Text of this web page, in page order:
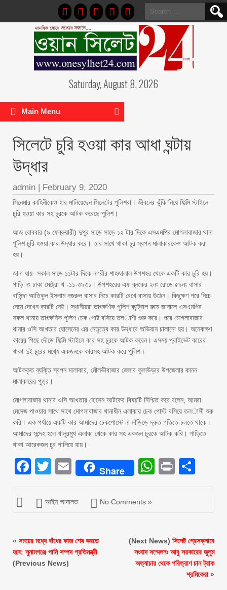
Search
for:
Saturday, August 8, 2026
Main Menu
সিলেটে চুরি হওয়া কার আধা ঘন্টায়
উদ্ধার
admin | February 9, 2020
সিনেমার কাহিনীকেও হার মানিয়েছেন সিলেটের পুলিশরা। জীবনের ঝুঁকি নিয়ে ফিল্মি স্টাইলে
চুরি হওয়া কার সহ চুরকে আটক করেছে পুলিশ।
আজ রোববার (৯ ফেব্রুয়ারী) দুপুর সাড়ে সাড়ে ১২ টার দিকে এসএমপির মোগলাবাজার থানা
পুলিশ চুরি হওয়া কার উদ্ধার করে। তার সাথে থাকা চুর স্বপন মালাকারকেও আটক করা
হয়।
জানা যায়- সকাল সাড়ে ১১টার দিকে নগরীর শাহজালাল উপশহর থেকে একটি কার চুরি হয়।
গাড়ি নং ঢাকা মেট্রো খ -১১-৩৯৩১। উপশহরের এফ ব্লকের ২নং রোডে ৫৯নং বাসার
বাসিন্দা আতিকুল ইসলাম নজরুল বাসার নিচে কারটি রেখে বাসায় উঠেন। কিছুক্ষণ পরে নিচে
নেমে দেখেন কারটি নেই। স্থানীয়রা তাৎক্ষণিক পুলিশ কন্ট্রোল রুমে জানালে এসএমপির
সকল থানায় তাৎক্ষনিক পুলিশ চেক পোষ্ট বসিয়ে তল­াশী শুরু করে। পরে মোগলাবাজার
থানার ওসি আখতার হোসেনের এর নেতৃত্বে কার উদ্ধারে অভিযান চালানো হয়। অনেকক্ষণ
কারের পিছে দৌড়ে ফিল্মি স্টাইলে কার সহ চুরকে আটক করেন। এসময় প্রাইভেট কারের
থাকা দুই চুরের মথ্যে একজনকে কারসহ আটক করে পুলিশ।
আটককৃত ব্যক্তি স্বপন মালাকার, মৌলভীবাজার জেলার কুলাউড়ার উপজেলার কানন
মালাকারের পুত্র।
মোগলাবাজার থানার ওসি আখতার হোসেন আটকের বিষয়টি নিশ্চিত করে বলেন, আমরা
মেসেজ পাওয়ার সাথে সাথে মোগলাবাজার থানাধীন এলাকায় চেক পোস্ট বসিয়ে তল­াসী শুরু
করি। এক পর্যায়ে একটি কার আমাদের চেকপোস্টে না দাঁড়িড়ে দ্রুত গতিতে চলতে থাকে।
আমাদের সন্দেহ হলে খালুরমুখ এলাকা থেকে কার সহ একজন চুরকে আটক করি। গাড়িতে
থাকা আরেকজন চুর পালিয়ে যায়।
Facebook
Twitter
EmailShare Print
আইন আদালত No Comments »
« সময়ের মধ্যে বাঁধের কাজ শেষ করতে
হবে: সুনামগঞ্জে পানি সম্পদ প্রতিমন্ত্রী
(Previous News)
(Next News) সিলেট প্রেসক্লাবে
সংবাদ সম্মেলনঃ আবু সরকারের জুলুম
অত্যাচার থেকে পরিত্রাণ চান ট্রাক
শ্রমিকেরা»